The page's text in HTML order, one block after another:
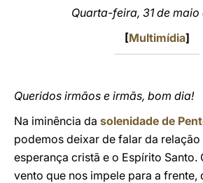
Quarta-feira, 31 de maio
[Multimídia]
Queridos irmãos e irmãs, bom dia!
Na iminência da solenidade de
podemos deixar de falar da relação
esperança cristã e o Espírito Santo.
vento que nos impele para a frente,